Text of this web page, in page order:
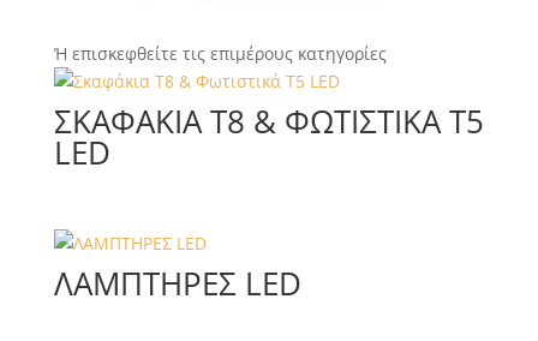
Ή επισκεφθείτε τις επιμέρους κατηγορίες
ΣΚΑΦΆΚΙΑ T8 & ΦΩΤΙΣΤΙΚΆ Τ5
LED
ΛΑΜΠΤΗΡΕΣ LED